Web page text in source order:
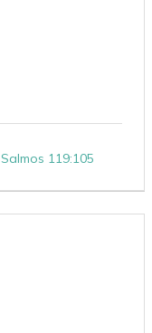
Salmos 119:105